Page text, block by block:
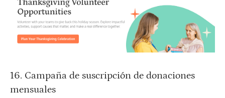
16. Campaña de suscripción de donaciones
mensuales